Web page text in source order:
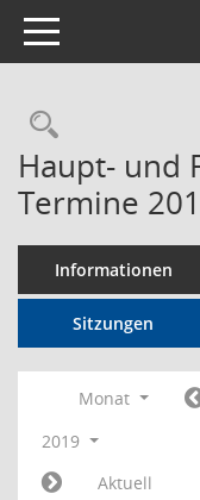
Toggle navigation
Haupt- und
Termine
Informationen
Sitzungen
Monat
2019
Aktuell